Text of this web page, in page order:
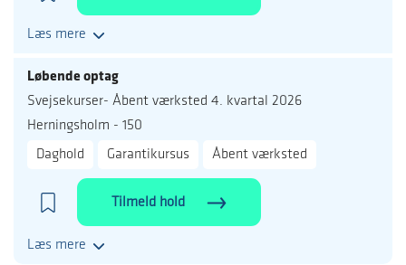
Læs mere
Løbende optag
Svejsekurser- Åbent værksted 4. kvartal 2026
Herningsholm - 150
Daghold
Garantikursus Åbent værksted
Tilmeld hold
Læs mere